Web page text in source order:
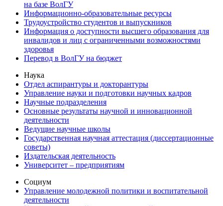
на базе ВолГУ
Информационно-образовательные ресурсы
Трудоустройство студентов и выпускников
Информация о доступности высшего образования для
инвалидов и лиц с ограниченными возможностями
здоровья
Перевод в ВолГУ на бюджет
Наука
Отдел аспирантуры и докторантуры
Управление науки и подготовки научных кадров
Научные подразделения
Основные результаты научной и инновационной
деятельности
Ведущие научные школы
Государственная научная аттестация (диссертационные
советы)
Издательская деятельность
Университет – предприятиям
Социум
Управление молодежной политики и воспитательной
деятельности